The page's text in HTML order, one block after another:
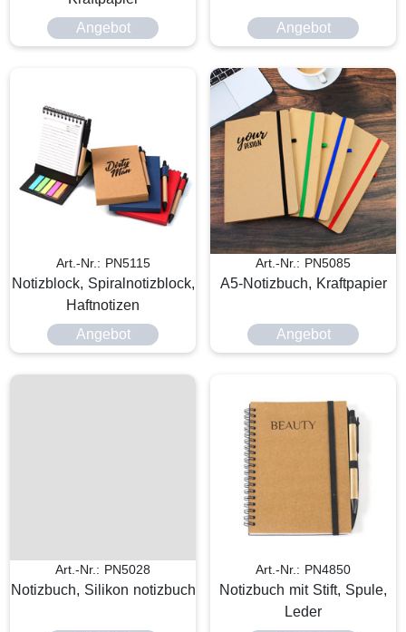
Angebot
Angebot
Art.-Nr.: PN5115
Notizblock, Spiralnotizblock,
Haftnotizen
Angebot
Art.-Nr.: PN5085
A5-Notizbuch, Kraftpapier
Angebot
Art.-Nr.: PN5028
Notizbuch, Silikon notizbuch
Art.-Nr.: PN4850
Notizbuch mit Stift, Spule,
Leder